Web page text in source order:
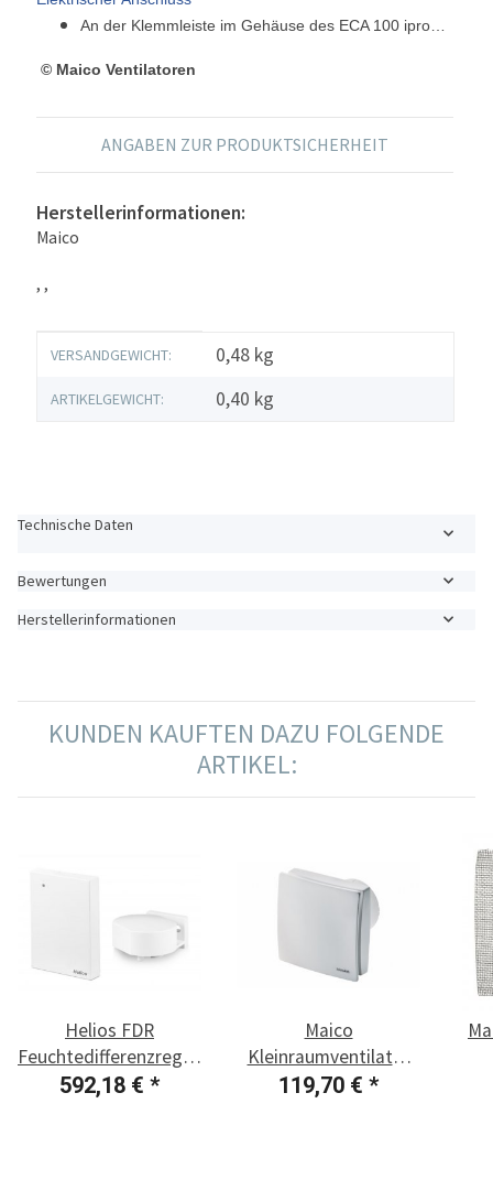
An der Klemmleiste im Gehäuse des ECA 100 ipro…
© Maico Ventilatoren
ANGABEN ZUR PRODUKTSICHERHEIT
Herstellerinformationen:
Maico
, ,
Produkteigenschaft
Wert
VERSANDGEWICHT: 0,48 kg
ARTIKELGEWICHT: 0,40 kg
Technische Daten
Bewertungen
Herstellerinformationen
KUNDEN KAUFTEN DAZU FOLGENDE
ARTIKEL:
Helios FDR
Feuchtedifferenzregelung
mit Innensteuerung
592,18 € *
Maico
Kleinraumventilator
ECA 100 ipro
119,70 € *